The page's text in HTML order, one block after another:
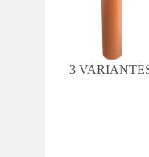
3